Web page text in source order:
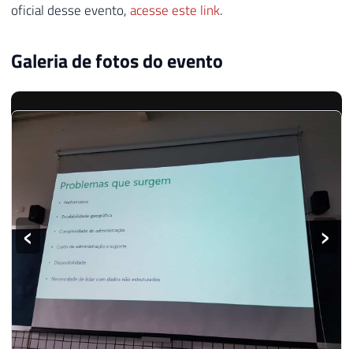
oficial desse evento,acesse este link.
Galeria de fotos do evento
‹ ›